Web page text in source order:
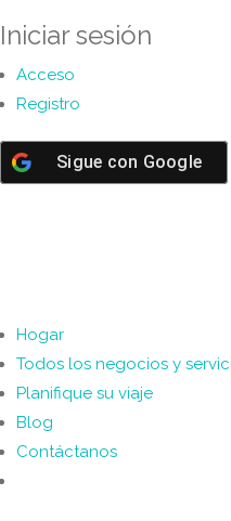
Iniciar sesión
Acceso
Registro
Sigue con Google
Hogar
Todos los negocios y
Planifique su viaje
Blog
Contáctanos